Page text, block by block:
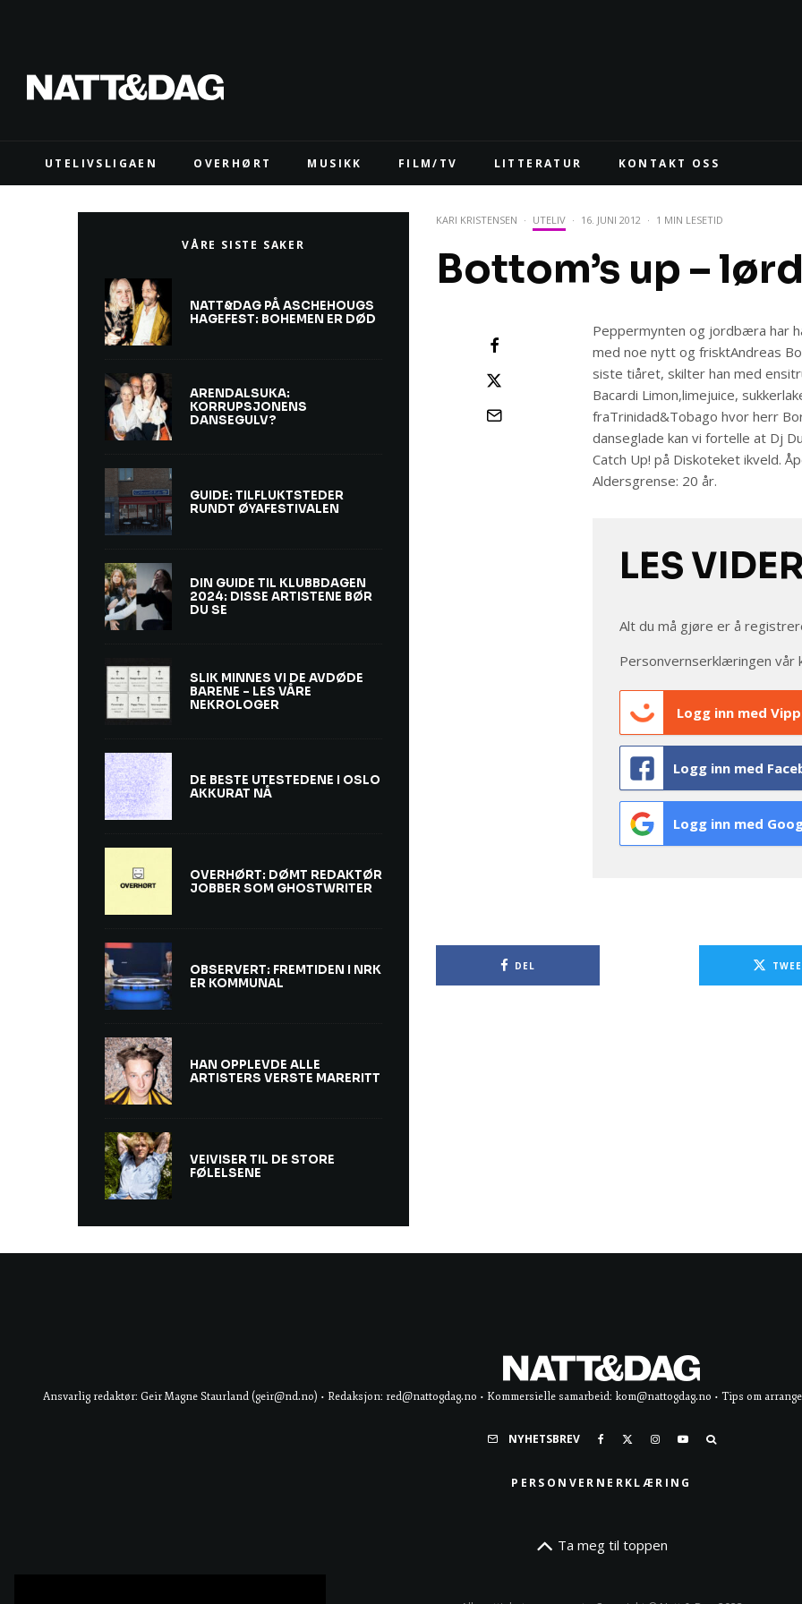
UTELIVSLIGAEN OVERHØRT MUSIKK FILM/TV LITTERATUR KONTAKT OSS
KARI KRISTENSEN · UTELIV · 16. JUNI 2012 · 1 MIN LESETID
Bottom’s up –
Peppermynten og jordbæra har
med noe nytt og frisktAndreas
siste tiåret, skilter han med
Bacardi Limon,limejuice,
fraTrinidad&Tobago hvor herr
danseglade kan vi fortelle at Dj
Catch Up! på Diskoteket ikveld.
Aldersgrense: 20 år.
LES
Alt du må gjøre er å
Personvernserklæringen vår
Logg inn med
Logg inn med
Logg inn med
DEL
VÅRE SISTE SAKER
NATT&DAG PÅ ASCHEHOUGS
HAGEFEST: BOHEMEN ER DØD
ARENDALSUKA:
KORRUPSJONENS
DANSEGULV?
GUIDE: TILFLUKTSTEDER
RUNDT ØYAFESTIVALEN
DIN GUIDE TIL KLUBBDAGEN
2024: DISSE ARTISTENE BØR
DU SE
SLIK MINNES VI DE AVDØDE
BARENE – LES VÅRE
NEKROLOGER
DE BESTE UTESTEDENE I OSLO
AKKURAT NÅ
OVERHØRT: DØMT REDAKTØR
JOBBER SOM GHOSTWRITER
OBSERVERT: FREMTIDEN I NRK
ER KOMMUNAL
HAN OPPLEVDE ALLE
ARTISTERS VERSTE MARERITT
VEIVISER TIL DE STORE
FØLELSENE
Ansvarlig redaktør: Geir Magne Staurland (geir@nd.no) • Redaksjon: red@nattogdag.no • Kommersielle samarbeid: kom@nattogdag.no • Tips om
NYHETSBREV
PERSONVERNERKLÆRING
Ta meg til toppen